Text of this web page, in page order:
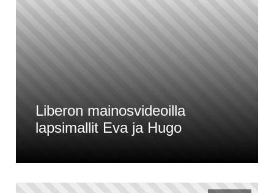
Liberon mainosvideoilla
lapsimallit Eva ja Hugo